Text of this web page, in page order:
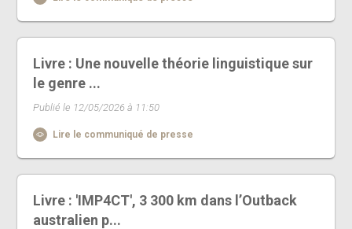
Livre : Une nouvelle théorie linguistique sur
le genre ...
Publié le 12/05/2026 à 11:50
Lire le communiqué de presse
Livre : 'IMP4CT', 3 300 km dans l’Outback
australien p...